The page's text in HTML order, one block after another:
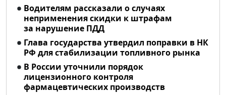
Водителям рассказали о случаях
неприменения скидки к штрафам
за нарушение ПДД
Глава государства утвердил поправки в НК
РФ для стабилизации топливного рынка
В России уточнили порядок
лицензионного контроля
фармацевтических производств